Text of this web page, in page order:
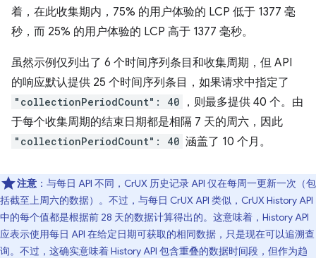
着，在此收集期内，75% 的用户体验的 LCP 低于 1377 毫
秒，而 25% 的用户体验的 LCP 高于 1377 毫秒。
虽然示例仅列出了 6 个时间序列条目和收集周期，但 API
的响应默认提供 25 个时间序列条目，如果请求中指定了
"collectionPeriodCount": 40
，则最多提供 40 个。由
于每个收集周期的结束日期都是相隔 7 天的周六，因此
"collectionPeriodCount": 40 涵盖了 10 个月。
注意 ：与每日 API 不同，CrUX 历史记录 API 仅在每周一更新一次（包
括截至上周六的数据）。不过，与每日 CrUX API 类似，CrUX History API
中的每个值都是根据前 28 天的数据计算得出的。这意味着，History API
应表示使用每日 API 在给定日期可获取的相同数据，只是现在可以追溯查
询。不过，这确实意味着 History API 包含重叠的数据时间段，但作为趋